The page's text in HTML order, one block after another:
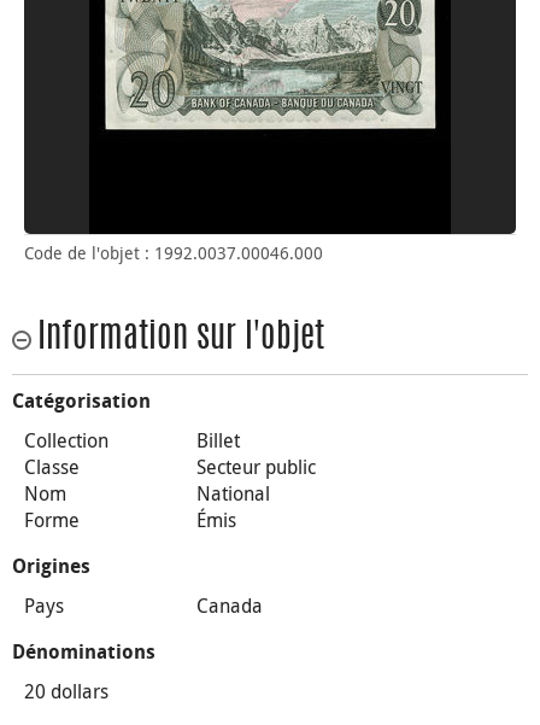
Code de l'objet : 1992.0037.00046.000
Information sur l'objet
Catégorisation
Collection
Billet
Classe
Secteur public
Nom
National
Forme
Émis
Origines
Pays Canada
Dénominations
20 dollars